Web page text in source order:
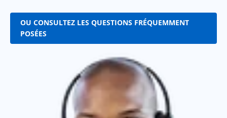
OU CONSULTEZ LES QUESTIONS FRÉQUEMMENT
POSÉES